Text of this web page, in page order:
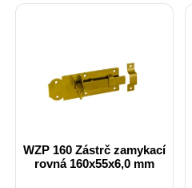
WZP 160 Zástrč zamykací
rovná 160x55x6,0 mm